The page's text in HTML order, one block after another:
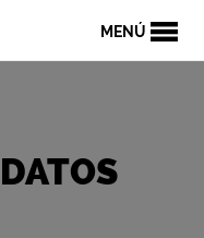
MENÚ